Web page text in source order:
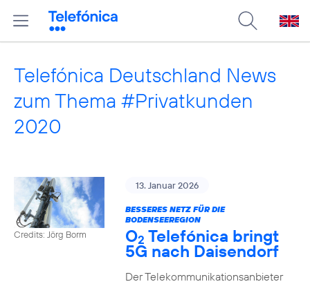
Telefónica Deutschland News
zum Thema #Privatkunden
2020
Credits: Jörg Borm
13. Januar 2026
BESSERES NETZ FÜR DIE
BODENSEEREGION
O2 Telefónica bringt
5G nach Daisendorf
Der Telekommunikationsanbieter